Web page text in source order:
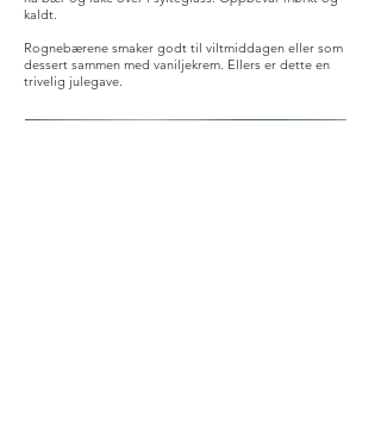
kaldt.
Rognebærene smaker godt til viltmiddagen eller som
dessert sammen med vaniljekrem. Ellers er dette en
trivelig julegave.